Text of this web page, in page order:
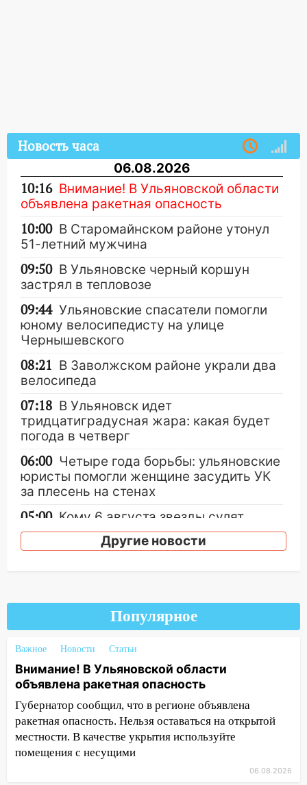
Новость часа
06.08.2026
10:16 Внимание! В Ульяновской области
объявлена ракетная опасность
10:00 В Старомайнском районе утонул
51-летний мужчина
09:50 В Ульяновске черный коршун
застрял в тепловозе
09:44 Ульяновские спасатели помогли
юному велосипедисту на улице
Чернышевского
08:21 В Заволжском районе украли два
велосипеда
07:18 В Ульяновск идет
тридцатиградусная жара: какая будет
погода в четверг
06:00 Четыре года борьбы: ульяновские
юристы помогли женщине засудить УК
за плесень на стенах
05:00 Кому 6 августа звезды сулят
прибыль, а кому — испытания на
прочность
ДТП с мотоциклистом
20:22 Мошенники обманули 92-летнюю
жительницу Ульяновской области
19:14 Житель Ульяновской области
подвез троих незнакомцев на трассе и
заработал уголовное дело
18:14 Прогноз погоды на 6 августа в
Ульяновской области
Другие новости
Популярное
Важное Новости Статьи
Внимание! В Ульяновской области
объявлена ракетная опасность
Губернатор сообщил, что в регионе объявлена
ракетная опасность. Нельзя оставаться на открытой
местности. В качестве укрытия используйте
помещения с несущими
06.08.2026